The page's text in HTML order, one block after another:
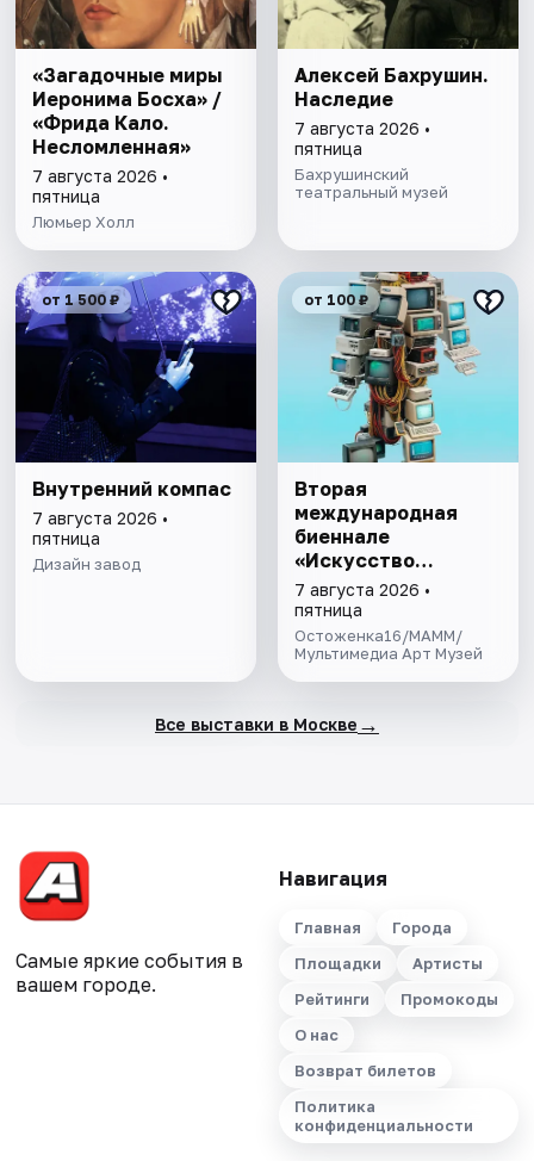
«Загадочные миры
Иеронима Босха» /
«Фрида Кало.
Несломленная»
7 августа 2026 •
пятница
Люмьер Холл
Алексей Бахрушин.
Наследие
7 августа 2026 •
пятница
Бахрушинский
театральный музей
от 1 500 ₽
Внутренний компас
7 августа 2026 •
пятница
Дизайн завод
от 100 ₽
Вторая
международная
биеннале
«Искусство
будущего»
7 августа 2026 •
пятница
Остоженка16/МАММ/
Мультимедиа Арт Музей
Все выставки в Москве →
Самые яркие события в
вашем городе.
Навигация
Главная
Города
Площадки
Артисты
Рейтинги
Промокоды
О нас
Возврат билетов
Политика
конфиденциальности